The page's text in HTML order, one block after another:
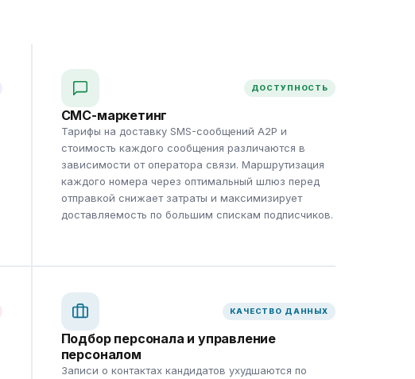
ДОСТУПНОСТЬ
СМС-маркетинг
Тарифы на доставку SMS-сообщений A2P и
стоимость каждого сообщения различаются в
зависимости от оператора связи. Маршрутизация
каждого номера через оптимальный шлюз перед
отправкой снижает затраты и максимизирует
доставляемость по большим спискам подписчиков.
КАЧЕСТВО ДАННЫХ
Подбор персонала и управление
персоналом
Записи о контактах кандидатов ухудшаются по